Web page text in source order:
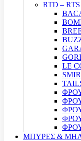
RTD – RTS
LE
ΜΠΥΡΕΣ &